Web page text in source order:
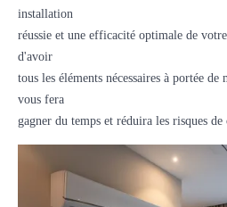
installation
réussie et une efficacité optimale de
d'avoir
tous les éléments nécessaires à portée
vous fera
gagner du temps et réduira les risques